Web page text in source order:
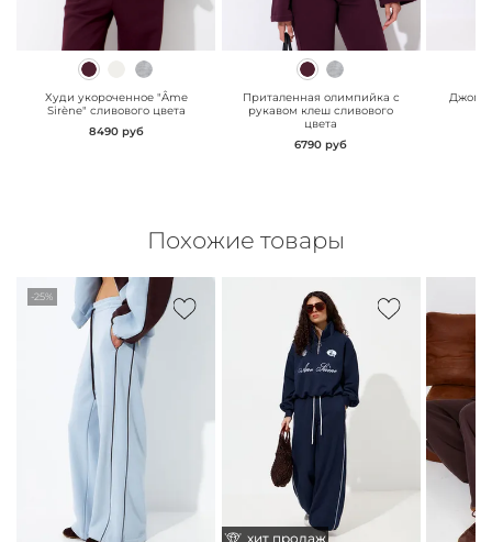
" class="js-prevent-
images">
Худи укороченное "Âme
Sirène" сливового цвета
8490 руб
" class="js-prevent-
Приталенная олимпийка с
рукавом клеш сливового
цвета
6790 руб
Похожие товары
-25%
хит продаж
хит продаж